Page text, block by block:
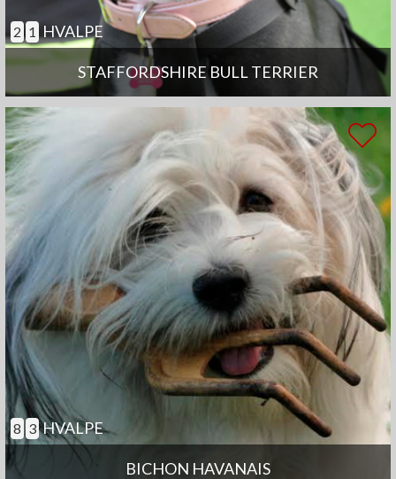
STAFFORDSHIRE BULL TERRIER
2 1 HVALPE
BICHON HAVANAIS
8 3 HVALPE